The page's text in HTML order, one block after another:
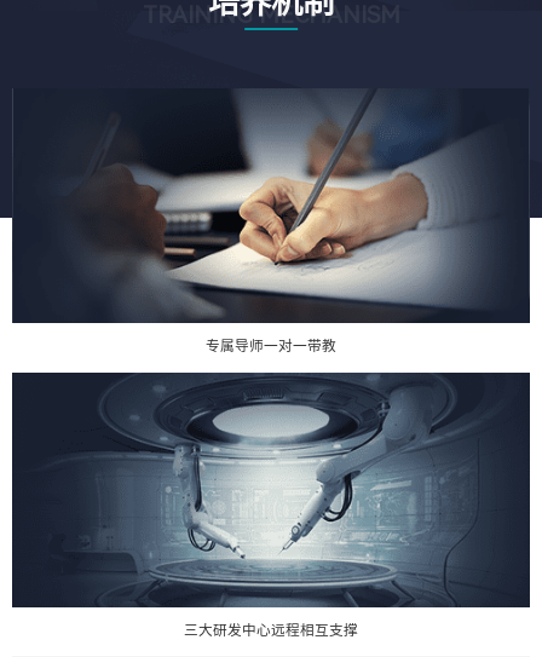
TRAINING MECHANISM
专属导师一对一带教
三大研发中心远程相互支撑